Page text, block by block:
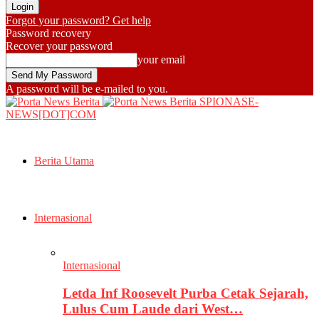
Forgot your password? Get help
Password recovery
Recover your password
your email
A password will be e-mailed to you.
SPIONASE-
NEWS[DOT]COM
Berita Utama
Internasional
Internasional
Letda Inf Roosevelt Purba Cetak Sejarah,
Lulus Cum Laude dari West…